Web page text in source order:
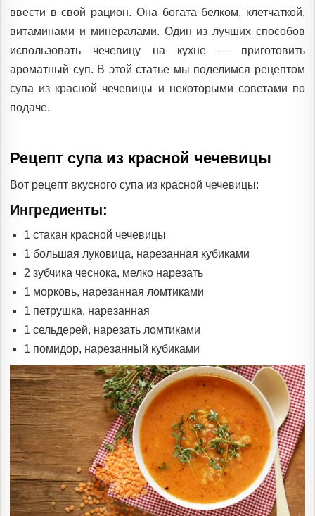
ввести в свой рацион. Она богата белком, клетчаткой,
витаминами и минералами. Один из лучших способов
использовать чечевицу на кухне — приготовить
ароматный суп. В этой статье мы поделимся рецептом
супа из красной чечевицы и некоторыми советами по
подаче.
Рецепт супа из красной чечевицы
Вот рецепт вкусного супа из красной чечевицы:
Ингредиенты:
1 стакан красной чечевицы
1 большая луковица, нарезанная кубиками
2 зубчика чеснока, мелко нарезать
1 морковь, нарезанная ломтиками
1 петрушка, нарезанная
1 сельдерей, нарезать ломтиками
1 помидор, нарезанный кубиками